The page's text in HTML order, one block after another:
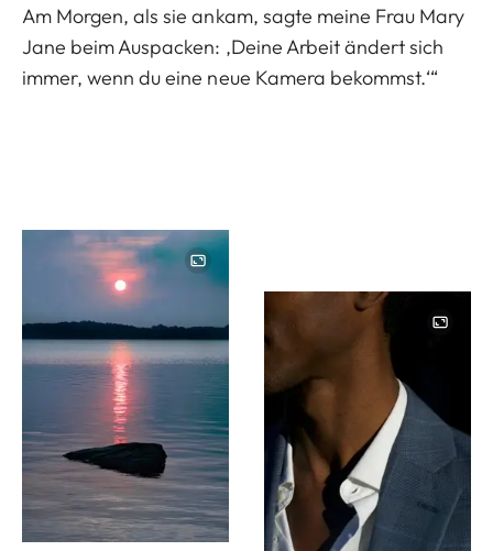
Am Morgen, als sie ankam, sagte meine Frau Mary
Jane beim Auspacken: ‚Deine Arbeit ändert sich
immer, wenn du eine neue Kamera bekommst.‘“